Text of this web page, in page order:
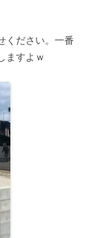
ください。一番
ますよｗ